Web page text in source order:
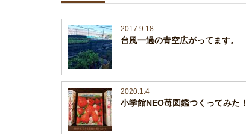
2017.9.18
台風一過の青空広がってます。
2020.1.4
小学館NEO苺図鑑つくってみた！